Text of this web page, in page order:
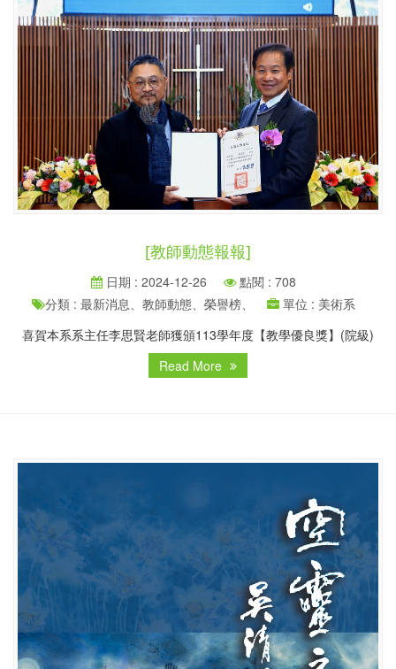
[教師動態報報]
日期 : 2024-12-26
點閱 : 708
分類 : 最新消息、教師動態、榮譽榜、
單位 : 美術系
喜賀本系系主任李思賢老師獲頒113學年度【教學優良獎】(院級)
Read More